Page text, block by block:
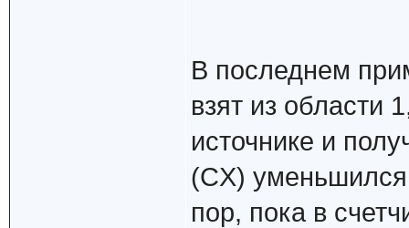
В последнем
взят из области
источнике и
(CX)
пор, пока в